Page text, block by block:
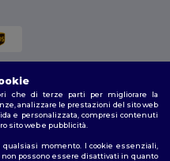
che di terze parti per migliorare la
analizzare le prestazioni del sito web
e personalizzata, compresi contenuti
sito web e pubblicità.
momento. I cookie essenziali,
possono essere disattivati in quanto